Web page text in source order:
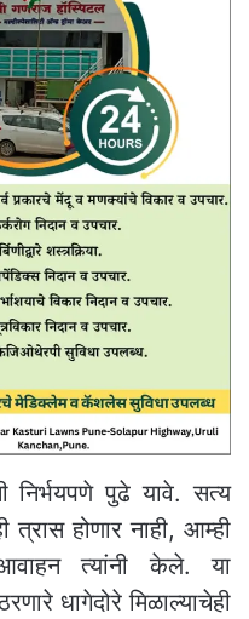
निर्भयपणे पुढे यावे. सत्य
होणार नाही, आम्ही
त्यांनी केले. या
धागेदोरे मिळाल्याचेही